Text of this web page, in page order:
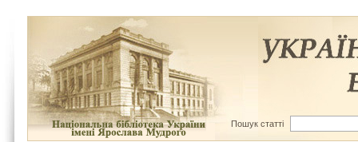
Пошук статті